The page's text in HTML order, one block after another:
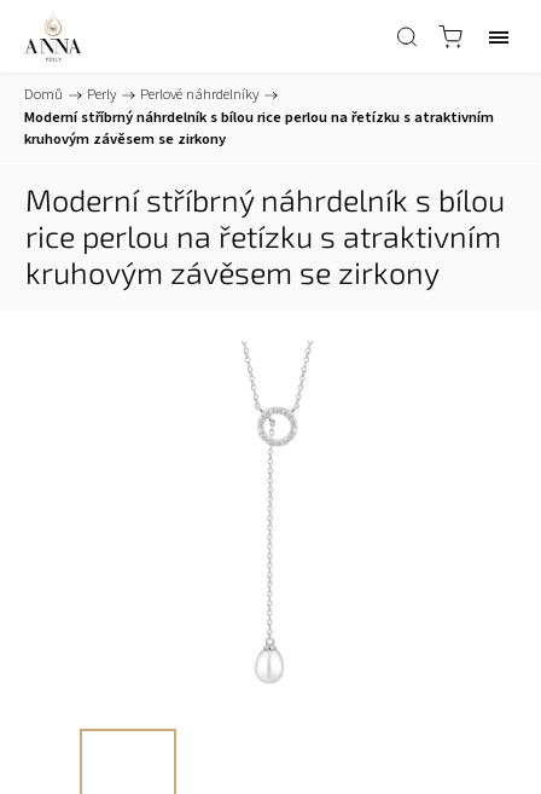
Domů / Perly / Perlové náhrdelníky /
Moderní stříbrný náhrdelník s bílou rice perlou na řetízku s atraktivním
kruhovým závěsem se zirkony
Moderní stříbrný náhrdelník s bílou
rice perlou na řetízku s atraktivním
kruhovým závěsem se zirkony